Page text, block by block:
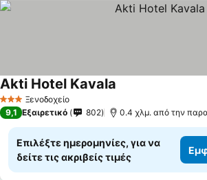
3 ΑστέριαΞενοδοχείο
Akti Hotel Kavala
9,1 Εξαιρετικό 802 0.4 χλμ. από την
Επιλέξτε ημερομηνίες, για να
δείτε τις ακριβείς τιμές